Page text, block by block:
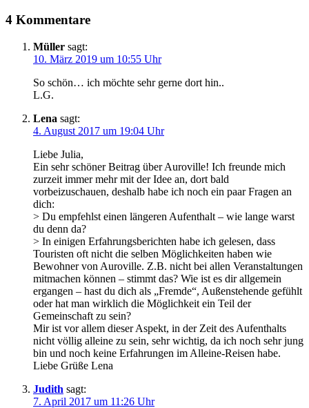
4 Kommentare
Müller sagt:
10. März 2019 um 10:55 Uhr
So schön… ich möchte sehr gerne dort hin..
L.G.
Lena sagt:
4. August 2017 um 19:04 Uhr
Liebe Julia,
Ein sehr schöner Beitrag über Auroville! Ich freunde mich
zurzeit immer mehr mit der Idee an, dort bald
vorbeizuschauen, deshalb habe ich noch ein paar Fragen an
dich:
> Du empfehlst einen längeren Aufenthalt – wie lange warst
du denn da?
> In einigen Erfahrungsberichten habe ich gelesen, dass
Touristen oft nicht die selben Möglichkeiten haben wie
Bewohner von Auroville. Z.B. nicht bei allen Veranstaltungen
mitmachen können – stimmt das? Wie ist es dir allgemein
ergangen – hast du dich als „Fremde“, Außenstehende gefühlt
oder hat man wirklich die Möglichkeit ein Teil der
Gemeinschaft zu sein?
Mir ist vor allem dieser Aspekt, in der Zeit des Aufenthalts
nicht völlig alleine zu sein, sehr wichtig, da ich noch sehr jung
bin und noch keine Erfahrungen im Alleine-Reisen habe.
Liebe Grüße Lena
Judith sagt:
7. April 2017 um 11:26 Uhr